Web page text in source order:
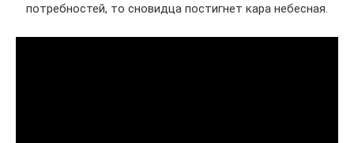
потребностей, то сновидца постигнет кара небесная.